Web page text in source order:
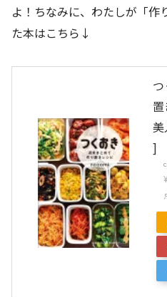
よ！ちなみに、わたしが「作
た本はこちら↓
]